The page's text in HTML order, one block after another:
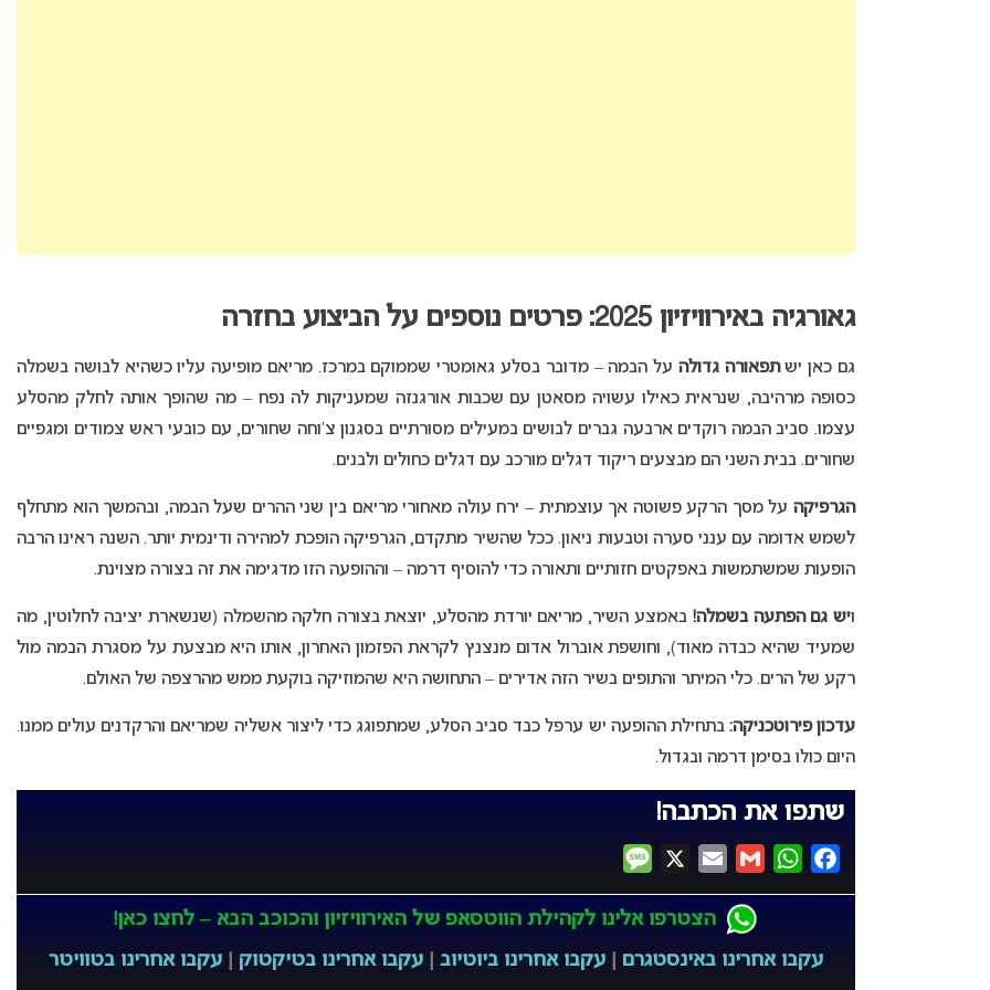
גאורגיה באירוויזיון 2025: פרטים נוספים על הביצוע בחזרה
גם כאן ישתפאורה גדולה על הבמה – מדובר בסלע גאומטרי שממוקם במרכז. מריאם מופיעה עליו כשהיא לבושה בשמלה
כסופה מרהיבה, שנראית כאילו עשויה מסאטן עם שכבות אורגנזה שמעניקות לה נפח – מה שהופך אותה לחלק מהסלע
עצמו. סביב הבמה רוקדים ארבעה גברים לבושים במעילים מסורתיים בסגנון צ’וחה שחורים, עם כובעי ראש צמודים ומגפיים
שחורים. בבית השני הם מבצעים ריקוד דגלים מורכב עם דגלים כחולים ולבנים.
הגרפיקה על מסך הרקע פשוטה אך עוצמתית – ירח עולה מאחורי מריאם בין שני ההרים שעל הבמה, ובהמשך הוא מתחלף
לשמש אדומה עם ענני סערה וטבעות ניאון. ככל שהשיר מתקדם, הגרפיקה הופכת למהירה ודינמית יותר. השנה ראינו הרבה
הופעות שמשתמשות באפקטים חזותיים ותאורה כדי להוסיף דרמה – וההופעה הזו מדגימה את זה בצורה מצוינת.
ויש גם הפתעה בשמלה! באמצע השיר, מריאם יורדת מהסלע, יוצאת בצורה חלקה מהשמלה (שנשארת יציבה לחלוטין, מה
שמעיד שהיא כבדה מאוד), וחושפת אוברול אדום מנצנץ לקראת הפזמון האחרון, אותו היא מבצעת על מסגרת הבמה מול
רקע של הרים. כלי המיתר והתופים בשיר הזה אדירים – התחושה היא שהמוזיקה בוקעת ממש מהרצפה של האולם.
עדכון פירוטכניקה: בתחילת ההופעה יש ערפל כבד סביב הסלע, שמתפוגג כדי ליצור אשליה שמריאם והרקדנים עולים ממנו.
היום כולו בסימן דרמה ובגדול.
שתפו את הכתבה!
Facebook
WhatsApp
Gmail
Email
הצטרפו אלינו לקהילת הווטסאפ של האירוויזיון והכוכב הבא – לחצו כאן!
עקבו אחרינו באינסטגרם
עקבו אחרינו ביוטיוב עקבו אחרינו בטיקטוק עקבו אחרינו בטוויטר